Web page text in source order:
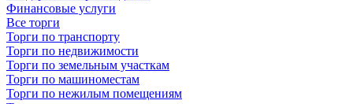
Финансовые услуги
Все торги
Торги по транспорту
Торги по недвижимости
Торги по земельным участкам
Торги по машиноместам
Торги по нежилым помещениям